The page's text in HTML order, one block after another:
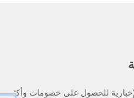
للحصول على خصومات وأكثر.